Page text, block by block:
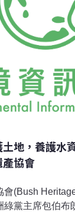
地，養護水
協會
會(Bush
綠黨主席包伯布